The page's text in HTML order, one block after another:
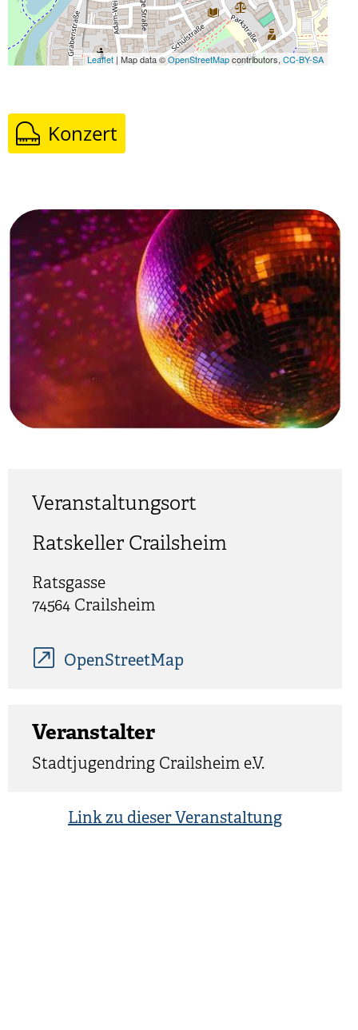
Leaflet| Map data ©OpenStreetMapcontributors, CC-BY-SA
Konzert
Veranstaltungsort
Ratskeller Crailsheim
Ratsgasse
74564 Crailsheim
OpenStreetMap
Veranstalter
Stadtjugendring Crailsheim e.V.
Link zu dieser Veranstaltung